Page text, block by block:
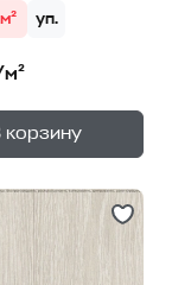
м² уп.
корзину
1уп.